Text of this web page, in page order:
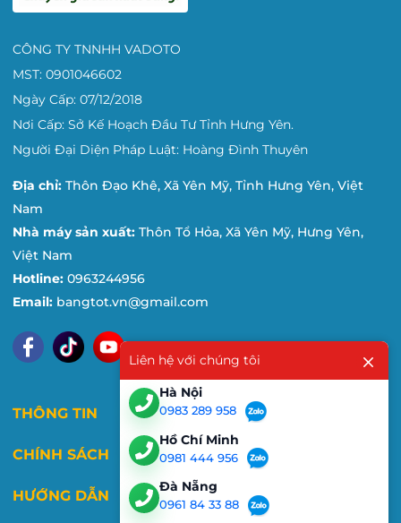
CÔNG TY TNNHH VADOTO
MST: 0901046602
Ngày Cấp: 07/12/2018
Nơi Cấp: Sở Kế Hoạch Đầu Tư Tỉnh Hưng Yên.
Người Đại Diện Pháp Luật: Hoàng Đình Thuyên
Địa chỉ: Thôn Đạo Khê, Xã Yên Mỹ, Tỉnh Hưng Yên, Việt
Nam
Nhà máy sản xuất: Thôn Tổ Hỏa, Xã Yên Mỹ, Hưng Yên,
Việt Nam
Hotline: 0963244956
Email: bangtot.vn@gmail.com
THÔNG TIN
CHÍNH SÁCH
HƯỚNG DẪN
Liên hệ với chúng tôi
Hà Nội
0983 289 958
Hồ Chí Minh
0981 444 956
Đà Nẵng
0961 84 33 88